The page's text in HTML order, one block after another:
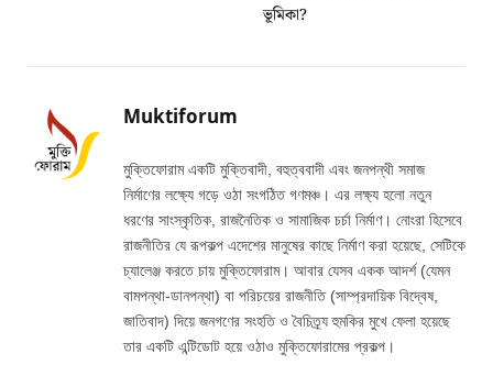
ভূমিকা?
Muktiforum
মুক্তিফোরাম একটি মুক্তিবাদী, বহুত্ববাদী এবং জনপন্থী সমাজ
নির্মাণের লক্ষ্যে গড়ে ওঠা সংগঠিত গণমঞ্চ। এর লক্ষ্য হলো নতুন
ধরণের সাংস্কৃতিক, রাজনৈতিক ও সামাজিক চর্চা নির্মাণ। নোংরা হিসেবে
রাজনীতির যে রূপকল্প এদেশের মানুষের কাছে নির্মাণ করা হয়েছে, সেটিকে
চ্যালেঞ্জ করতে চায় মুক্তিফোরাম। আবার যেসব একক আদর্শ (যেমন
বামপন্থা-ডানপন্থা) বা পরিচয়ের রাজনীতি (সাম্প্রদায়িক বিদ্বেষ,
জাতিবাদ) দিয়ে জনগণের সংহতি ও বৈচিত্র্য হুমকির মুখে ফেলা হয়েছে
তার একটি এন্টিডোট হয়ে ওঠাও মুক্তিফোরামের প্রকল্প।